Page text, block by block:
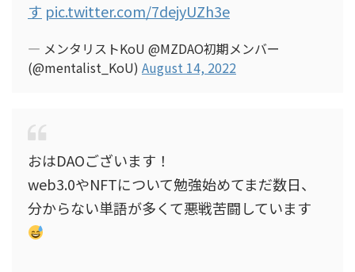
す pic.twitter.com/7dejyUZh3e
— メンタリストKoU @MZDAO初期メンバー
(@mentalist_KoU) August 14, 2022
おはDAOございます！
web3.0やNFTについて勉強始めてまだ数日、
分からない単語が多くて悪戦苦闘しています